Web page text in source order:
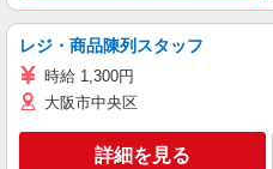
レジ・商品陳列スタッフ
時給 1,300円
大阪市中央区
詳細を見る